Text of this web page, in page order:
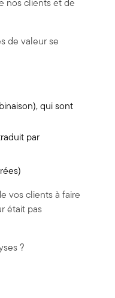
nos clients et de
de valeur se
qui sont
par
vos clients à faire
était pas
?